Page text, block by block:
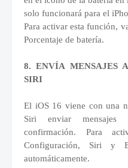
solo funcionará para el
Para activar esta función,
Porcentaje de batería.
8. ENVÍA MENSAJES
SIRI
El iOS 16 viene con una
Siri enviar mensajes
confirmación. Para
Configuración, Siri y
automáticamente.